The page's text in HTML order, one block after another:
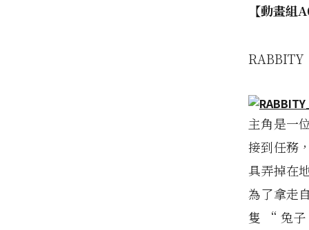
【動畫組
RABBITY
主角是一
接到任務
具弄掉在
為了拿走
隻 “ 兔子